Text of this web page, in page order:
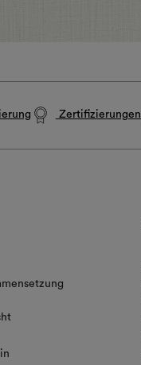
Zertifizierungen